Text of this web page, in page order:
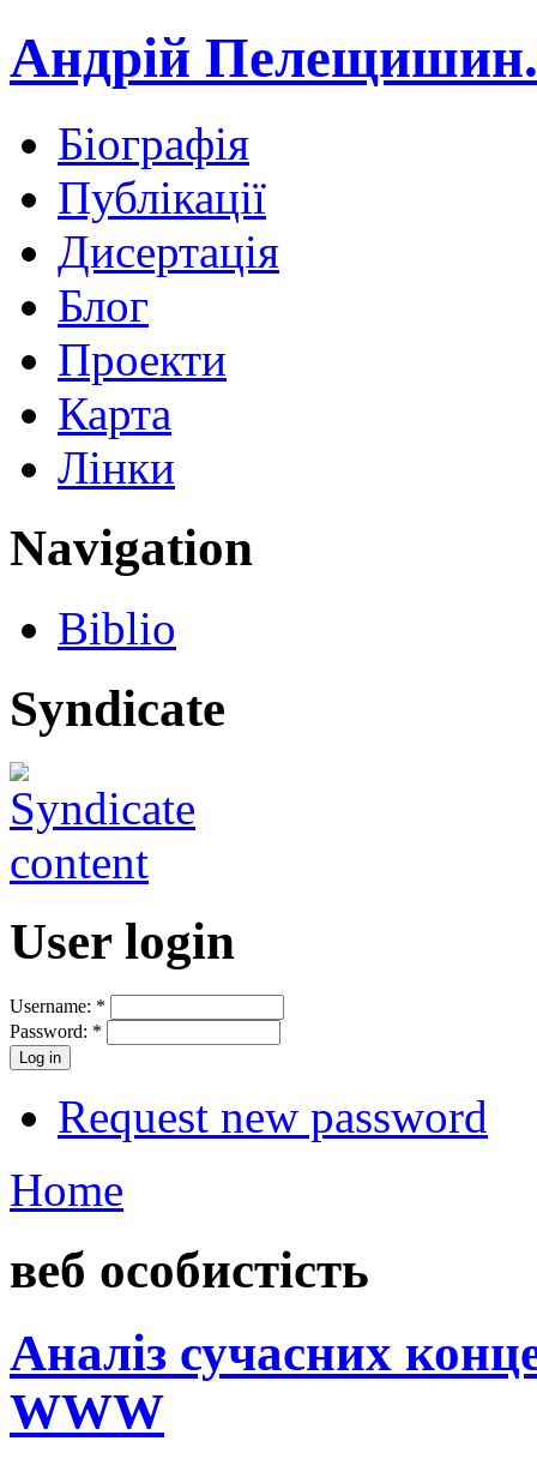
Андрій
Біографія
Публікації
Дисертація
Блог
Проекти
Карта
Лінки
Navigation
Biblio
Syndicate
User login
Username: *
Password: *
Request new password
Home
веб особистість
Аналіз сучасних
WWW